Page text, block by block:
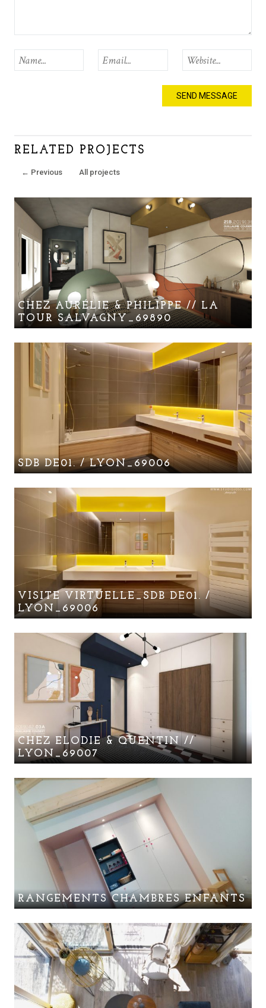
RELATED PROJECTS
← Previous All projects
CHEZ AURÉLIE & PHILIPPE // LA
TOUR SALVAGNY_69890
SDB DE01. / LYON_69006
VISITE VIRTUELLE_SDB DE01. /
LYON_69006
CHEZ ELODIE & QUENTIN //
LYON_69007
RANGEMENTS CHAMBRES ENFANTS